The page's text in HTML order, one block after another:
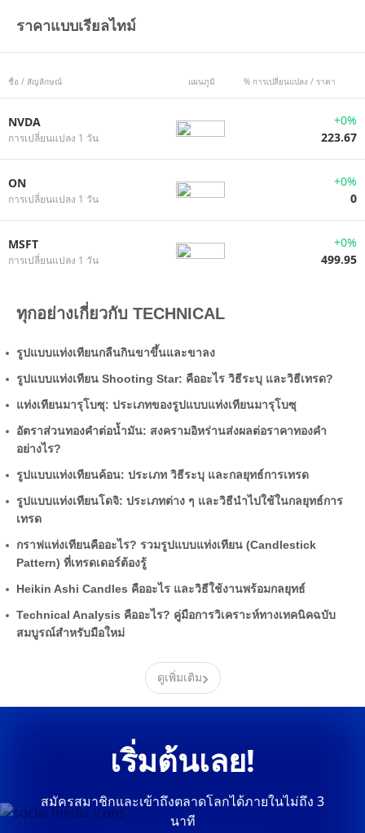
ราคาแบบเรียลไทม์
ชื่อ / สัญลักษณ์ แผนภูมิ % การเปลี่ยนแปลง / ราคา
NVDA
การเปลี่ยนแปลง 1 วัน
+0%
223.67
ON
การเปลี่ยนแปลง 1 วัน
+0%
0
MSFT
การเปลี่ยนแปลง 1 วัน
+0%
499.95
ทุกอย่างเกี่ยวกับ TECHNICAL
รูปแบบแท่งเทียนกลืนกินขาขึ้นและขาลง
รูปแบบแท่งเทียน Shooting Star: คืออะไร วิธีระบุ และวิธีเทรด?
แท่งเทียนมารุโบซุ: ประเภทของรูปแบบแท่งเทียนมารุโบซุ
อัตราส่วนทองคำต่อน้ำมัน: สงครามอิหร่านส่งผลต่อราคาทองคำ
อย่างไร?
รูปแบบแท่งเทียนค้อน: ประเภท วิธีระบุ และกลยุทธ์การเทรด
รูปแบบแท่งเทียนโดจิ: ประเภทต่าง ๆ และวิธีนำไปใช้ในกลยุทธ์การ
เทรด
กราฟแท่งเทียนคืออะไร? รวมรูปแบบแท่งเทียน (Candlestick
Pattern) ที่เทรดเดอร์ต้องรู้
Heikin Ashi Candles คืออะไร และวิธีใช้งานพร้อมกลยุทธ์
Technical Analysis คืออะไร? คู่มือการวิเคราะห์ทางเทคนิคฉบับ
สมบูรณ์สำหรับมือใหม่
ดูเพิ่มเติม›
เริ่มต้นเลย!
สมัครสมาชิกและเข้าถึงตลาดโลกได้ภายในไม่ถึง 3
นาที